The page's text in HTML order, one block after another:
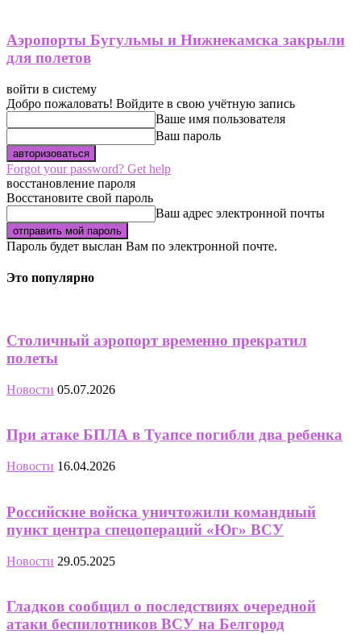
Аэропорты Бугульмы и Нижнекамска закрыли
для полетов
войти в систему
Добро пожаловать! Войдите в свою учётную запись
Ваше имя пользователя
Ваш пароль
Forgot your password? Get help
восстановление пароля
Восстановите свой пароль
Ваш адрес электронной почты
Пароль будет выслан Вам по электронной почте.
Это популярно
Столичный аэропорт временно прекратил
полеты
Новости 05.07.2026
При атаке БПЛА в Туапсе погибли два ребенка
Новости 16.04.2026
Российские войска уничтожили командный
пункт центра спецопераций «Юг» ВСУ
Новости 29.05.2025
Гладков сообщил о последствиях очередной
атаки беспилотников ВСУ на Белгород